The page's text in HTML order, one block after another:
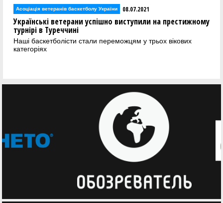
Асоціація ветеранів баскетболу України 08.07.2021
Українські ветерани успішно виступили на престижному
турнірі в Туреччині
Наші баскетболісти стали переможцям у трьох вікових
категоріях